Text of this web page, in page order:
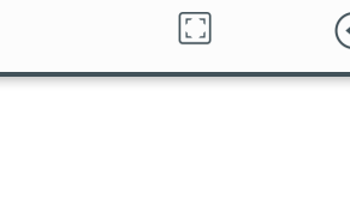
1828 - Konfirmerede Mænd 1847